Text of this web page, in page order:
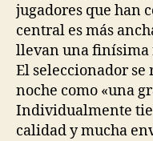
jugadores que han
central es más
llevan una finísima
El seleccionador
noche como «una
Individualmente
calidad y mucha